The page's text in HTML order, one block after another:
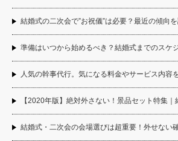
結婚式の二次会で”お祝儀”は必要？最近の傾向を
準備はいつから始めるべき？結婚式までのスケ
人気の幹事代行。気になる料金やサービス内容
【2020年版】絶対外さない！景品セット特集
結婚式・二次会の会場選びは超重要！外せない